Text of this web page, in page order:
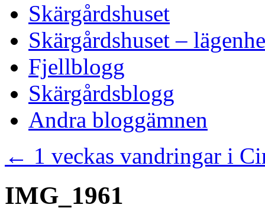
Skärgårdshuset
Skärgårdshuset –
Fjellblogg
Skärgårdsblogg
Andra bloggämnen
← 1 veckas vandringar i
IMG_1961